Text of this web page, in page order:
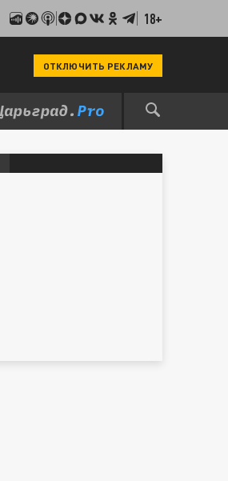
18+
ОТКЛЮЧИТЬ РЕКЛАМУ